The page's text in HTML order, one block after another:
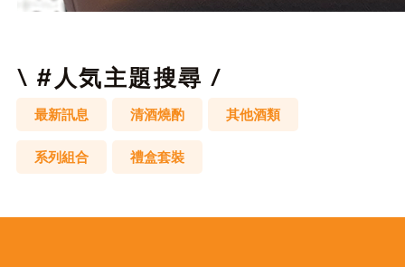
\ #人気主題搜尋 /
最新訊息 清酒燒酌 其他酒類
系列組合 禮盒套裝